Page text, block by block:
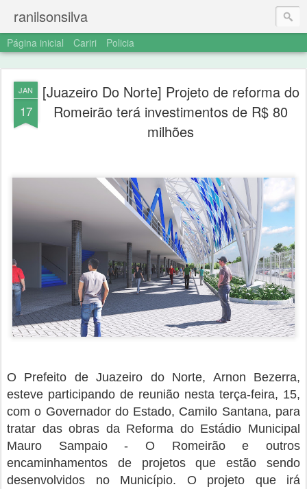
ranilsonsilva
Página inicial Cariri Policia
JAN
17
[Juazeiro Do Norte] Projeto de reforma do
Romeirão terá investimentos de R$ 80
milhões
O Prefeito de Juazeiro do Norte, Arnon Bezerra,
esteve participando de reunião nesta terça-feira, 15,
com o Governador do Estado, Camilo Santana, para
tratar das obras da Reforma do Estádio Municipal
Mauro Sampaio - O Romeirão e outros
encaminhamentos de projetos que estão sendo
desenvolvidos no Município. O projeto que irá